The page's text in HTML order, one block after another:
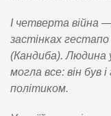
І четверта війна —
застінках
(Кандиба). Людина
могла все: він був
політиком.